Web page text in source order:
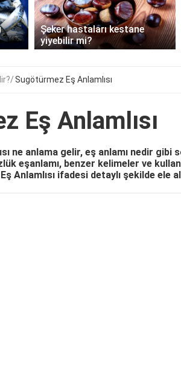
Şeker hastaları kestane
yiyebilir mi?
Sugötürmez Eş Anlamlısı
Eş Anlamlısı
ne anlama gelir, eş anlamı nedir gibi
eşanlamı, benzer kelimeler ve
Anlamlısı ifadesi detaylı şekilde ele